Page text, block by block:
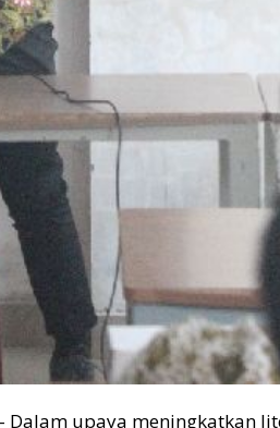
Dalam upaya meningkatkan